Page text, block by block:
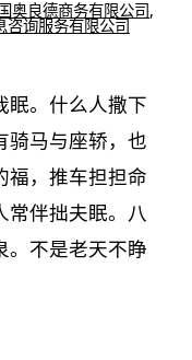
奥良德商务有限公司,
咨询服务有限公司
眠。什么人撒下
骑马与座轿，也
福，推车担担命
常伴拙夫眠。八
。不是老天不睁